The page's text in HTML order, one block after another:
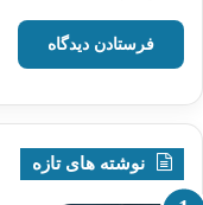
نوشته های تازه